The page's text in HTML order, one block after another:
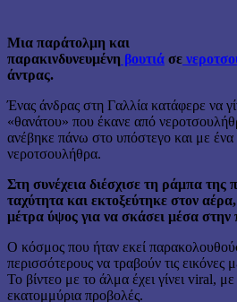
Μια παράτολμη και
παρακινδυνευμένη βουτιά σε
άντρας.
Ένας άνδρας στη Γαλλία κατάφερε να
«θανάτου» που έκανε από
ανέβηκε πάνω στο υπόστεγο και με
νεροτσουλήθρα.
Στη συνέχεια διέσχισε τη ράμπα της
ταχύτητα και εκτοξεύτηκε στον
μέτρα ύψος για να σκάσει μέσα στην
Ο κόσμος που ήταν εκεί
περισσότερους να τραβούν τις εικόνες
Το βίντεο με το άλμα έχει γίνει viral,
εκατομμύρια προβολές.